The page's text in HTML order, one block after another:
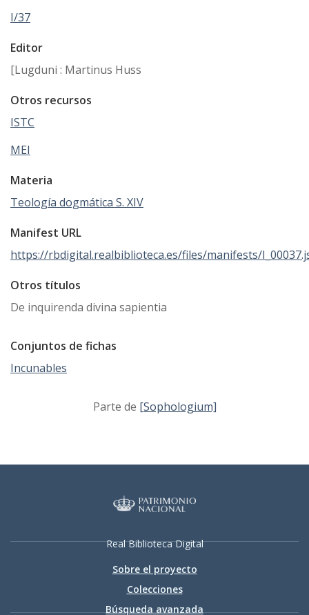
I/37
Editor
[Lugduni : Martinus Huss
Otros recursos
ISTC
MEI
Materia
Teología dogmática S. XIV
Manifest URL
https://rbdigital.realbiblioteca.es/files/manifests/
Otros títulos
De inquirenda divina sapientia
Conjuntos de fichas
Incunables
Parte de [Sophologium]
Real Biblioteca Digital
Sobre el proyecto
Colecciones
Búsqueda avanzada